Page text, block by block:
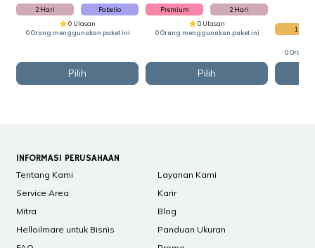
2 Hari
Fabelio
0 Ulasan
0 Orang menggunakan paket ini
Pilih
Premium
2 Hari
0 Ulasan
0 Orang menggunakan paket ini
Pilih
1 Hari
0 Orang
INFORMASI PERUSAHAAN
Tentang Kami
Layanan Kami
Service Area
Karir
Mitra
Blog
Helloilmare untuk Bisnis
Panduan Ukuran